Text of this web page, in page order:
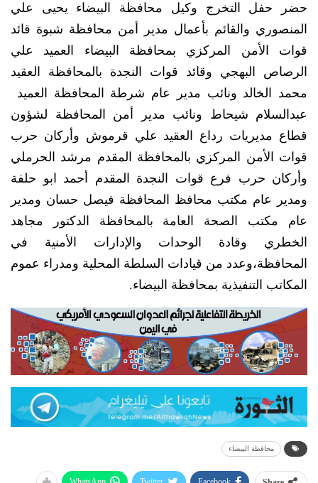
حضر حفل التخرج وكيل محافظة البيضاء يحيى علي
المنصوري والقائم بأعمال مدير أمن محافظة شبوة قائد
قوات الأمن المركزي بمحافظة البيضاء العميد علي
الرصاص البهجي وقائد قوات النجدة بالمحافظة العقيد
محمد الخالد ونائب مدير عام شرطة المحافظة العميد
عبدالسلام شيحاط ونائب مدير أمن المحافظة لشؤون
قطاع مديريات رداع العقيد علي قرموش وأركان حرب
قوات الأمن المركزي بالمحافظة المقدم مرشد الحرملي
وأركان حرب فرع قوات النجدة المقدم أحمد ابو حلفة
ومدير عام مكتب محافظ المحافظة فيصل حسان ومدير
عام مكتب الصحة العامة بالمحافظة الدكتور مجاهد
الخطري وقادة الوحدات والإدارات الأمنية في
المحافظة،وعدد من قيادات السلطة المحلية ومدراء عموم
المكاتب التنفيذية بمحافظة البيضاء.
محافظة البيضاء